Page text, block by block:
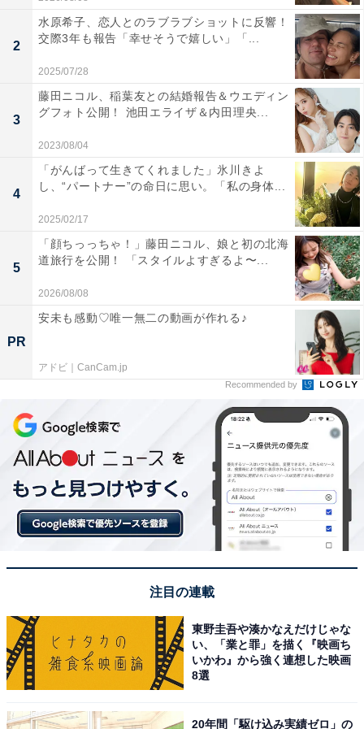
2
水原希子、恋人とのラブラブショットに反響！
交際3年も報告「幸せそうで嬉しい」「...
2025/07/28
3
藤田ニコル、稲葉友との結婚報告＆ウエディン
グフォト公開！ 池田エライザ＆内田理央...
2023/08/04
4
「がんばって生きてくれました」氷川きよ
し、“パートナー”の命日に思い。「私の身体...
2025/02/17
5
「顔ちっっちゃ！」藤田ニコル、娘と初の北海
道旅行を公開！ 「スタイルよすぎるよ〜...
2026/08/08
PR
安未も感動♡唯一無二の動画が作れる♪
アドビ｜CanCam.jp
Recommended by
注目の連載
東野圭吾や湊かなえだけじゃな
い、「業と罪」を描く『映画ち
いかわ』から強く連想した映画
8選
20年間「駆け込み実績ゼロ」の